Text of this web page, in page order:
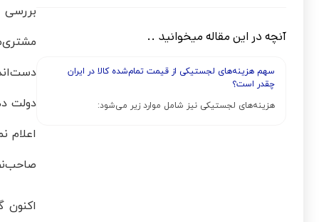
آنچه در این مقاله میخوانید ..
سهم هزینه‌های لجستیکی از قیمت تمام‌شده کالا در ایران
چقدر است؟
هزینه‌های لجستیکی نیز شامل موارد زیر می‌شود:
اعلام
اکنون